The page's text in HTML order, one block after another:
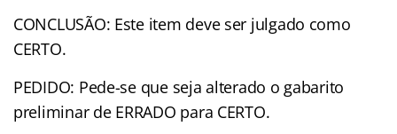
CONCLUSÃO: Este item deve ser julgado como
CERTO.
PEDIDO: Pede-se que seja alterado o gabarito
preliminar de ERRADO para CERTO.